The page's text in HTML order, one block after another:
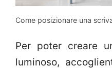
Come posizionare una
Per poter creare
luminoso,